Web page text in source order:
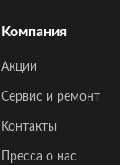
Компания
Акции
Сервис и ремонт
Контакты
Пресса о нас